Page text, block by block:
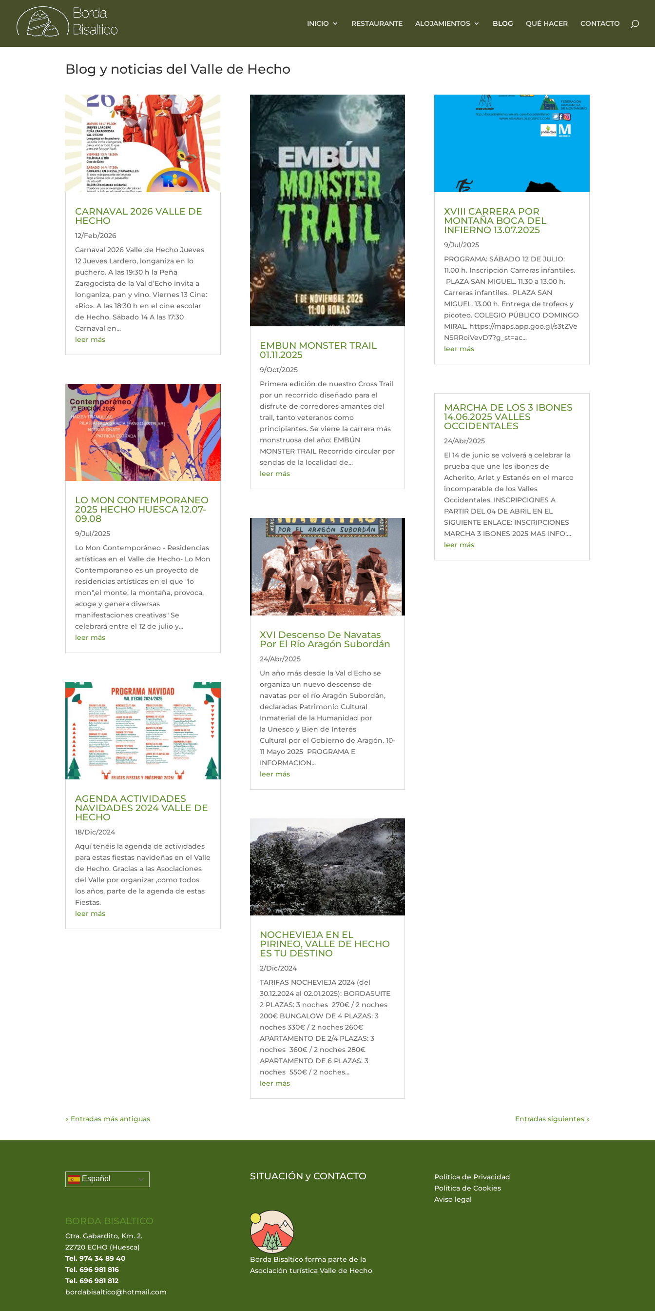
INICIO RESTAURANTE ALOJAMIENTOS BLOG QUÉ HACER CONTACTO
Blog y noticias del Valle de Hecho
CARNAVAL 2026 VALLE DE
HECHO
12/Feb/2026
Carnaval 2026 Valle de Hecho Jueves
12 Jueves Lardero, longaniza en lo
puchero. A las 19:30 h la Peña
Zaragocista de la Val d’Echo invita a
longaniza, pan y vino. Viernes 13 Cine:
«Rio». A las 18:30 h en el cine escolar
de Hecho. Sábado 14 A las 17:30
Carnaval en...
leer más
LO MON CONTEMPORANEO
2025 HECHO HUESCA 12.07-
09.08
9/Jul/2025
Lo Mon Contemporáneo - Residencias
artísticas en el Valle de Hecho- Lo Mon
Contemporaneo es un proyecto de
residencias artísticas en el que "lo
mon",el monte, la montaña, provoca,
acoge y genera diversas
manifestaciones creativas" Se
celebrará entre el 12 de julio y...
leer más
AGENDA ACTIVIDADES
NAVIDADES 2024 VALLE DE
HECHO
18/Dic/2024
Aquí tenéis la agenda de actividades
para estas fiestas navideñas en el Valle
de Hecho. Gracias a las Asociaciones
del Valle por organizar ,como todos
los años, parte de la agenda de estas
Fiestas.
leer más
EMBUN MONSTER TRAIL
01.11.2025
9/Oct/2025
Primera edición de nuestro Cross Trail
por un recorrido diseñado para el
disfrute de corredores amantes del
trail, tanto veteranos como
principiantes. Se viene la carrera más
monstruosa del año: EMBÚN
MONSTER TRAIL Recorrido circular por
sendas de la localidad de...
leer más
XVI Descenso De Navatas
Por El Río Aragón Subordán
24/Abr/2025
Un año más desde la Val d'Echo se
organiza un nuevo descenso de
navatas por el río Aragón Subordán,
declaradas Patrimonio Cultural
Inmaterial de la Humanidad por
la Unesco y Bien de Interés
Cultural por el Gobierno de Aragón. 10-
11 Mayo 2025 PROGRAMA E
INFORMACION...
leer más
NOCHEVIEJA EN EL
PIRINEO, VALLE DE HECHO
ES TU DESTINO
2/Dic/2024
TARIFAS NOCHEVIEJA 2024 (del
30.12.2024 al 02.01.2025): BORDASUITE
2 PLAZAS: 3 noches 270€ / 2 noches
200€ BUNGALOW DE 4 PLAZAS: 3
noches 330€ / 2 noches 260€
APARTAMENTO DE 2/4 PLAZAS: 3
noches 360€ / 2 noches 280€
APARTAMENTO DE 6 PLAZAS: 3
noches 550€ / 2 noches...
leer más
XVIII CARRERA POR
MONTAÑA BOCA DEL
INFIERNO 13.07.2025
9/Jul/2025
PROGRAMA: SÁBADO 12 DE JULIO:
11.00 h. Inscripción Carreras infantiles.
PLAZA SAN MIGUEL. 11.30 a 13.00 h.
Carreras infantiles. PLAZA SAN
MIGUEL. 13.00 h. Entrega de trofeos y
picoteo. COLEGIO PÚBLICO DOMINGO
MIRAL. https://maps.app.goo.gl/s3tZVe
NSRRoiVevD7?g_st=ac...
leer más
MARCHA DE LOS 3 IBONES
14.06.2025 VALLES
OCCIDENTALES
24/Abr/2025
El 14 de junio se volverá a celebrar la
prueba que une los ibones de
Acherito, Arlet y Estanés en el marco
incomparable de los Valles
Occidentales. INSCRIPCIONES A
PARTIR DEL 04 DE ABRIL EN EL
SIGUIENTE ENLACE: INSCRIPCIONES
MARCHA 3 IBONES 2025 MAS INFO:...
leer más
« Entradas más antiguas Entradas siguientes »
Español
BORDA BISALTICO
Ctra. Gabardito, Km. 2.
22720 ECHO (Huesca)
Tel. 974 34 89 40
Tel. 696 981 816
Tel. 696 981 812
bordabisaltico@hotmail.com
SITUACIÓN y CONTACTO
Borda Bisaltico forma parte de la
Asociación turística Valle de Hecho
Política de Privacidad
Política de Cookies
Aviso legal